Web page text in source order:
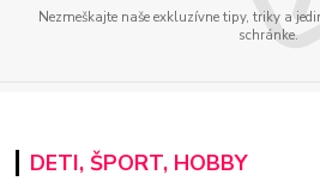
Nezmeškajte naše exkluzívne tipy, triky a
schránke.
DETI, ŠPORT, HOBBY